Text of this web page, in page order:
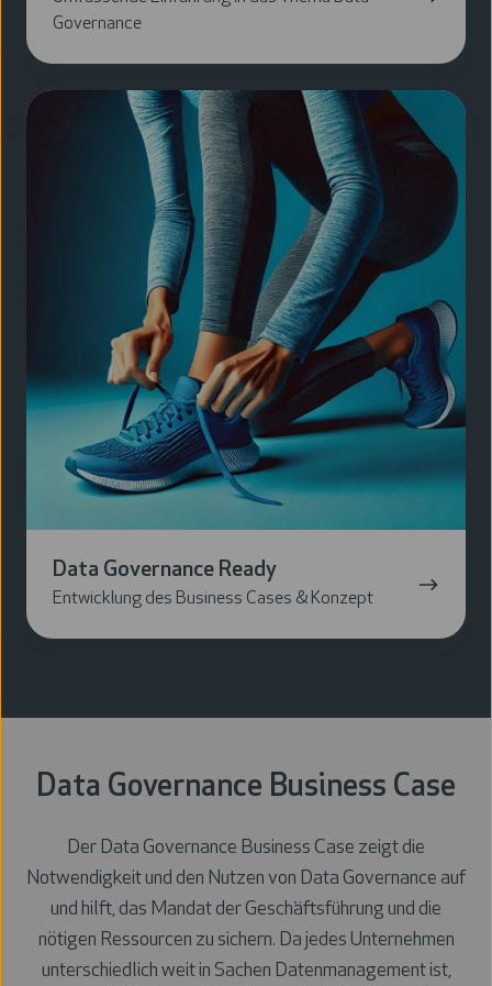
Governance
Data Governance Ready
Entwicklung des Business Cases & Konzept
Data
Data Governance Business Case
Der Data Governance Business Case zeigt die
Notwendigkeit und den Nutzen von Data Governance auf
und hilft, das Mandat der Geschäftsführung und die
nötigen Ressourcen zu sichern. Da jedes Unternehmen
unterschiedlich weit in Sachen Datenmanagement ist,